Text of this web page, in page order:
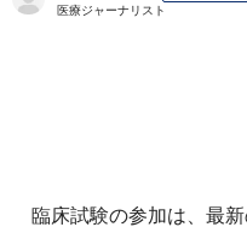
医療ジャーナリスト
臨床試験の参加は、最